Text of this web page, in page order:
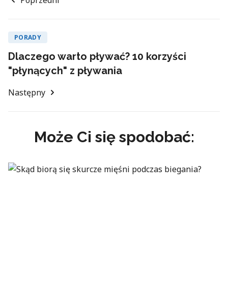
PORADY
Dlaczego warto pływać? 10 korzyści
"płynących" z pływania
Następny
Może Ci się spodobać: